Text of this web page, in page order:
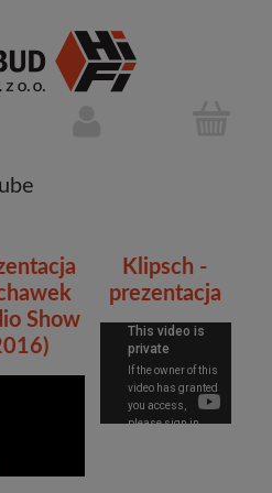
Show
Klipsch -
prezentacja